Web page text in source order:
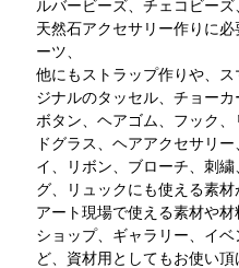
ルバービーズ、チェコビーズ
天然石アクセサリー作りに
ーツ、
他にもストラップ作りや、
ジナルのタッセル、チョーカ
ボタン、ヘアゴム、フック
ドグラス、ヘアアクセサリ
イ、リボン、ブローチ、刺
グ、リュックにも使える素材
アート現場で使える素材や
ショップ、ギャラリー、イ
ど、資材用としてもお使い頂